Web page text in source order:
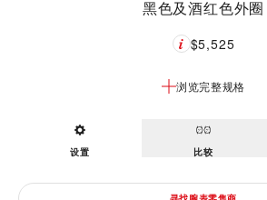
黑色及酒红色外圈
浏览完整规格
$5,525
设置 比较